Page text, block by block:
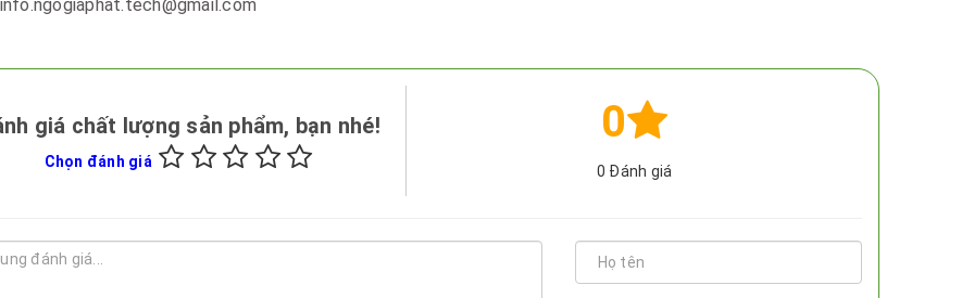
info.ngogiaphat.tech@gmail.com
giá chất lượng sản phẩm, bạn nhé!
Chọn đánh giá
0
0 Đánh giá